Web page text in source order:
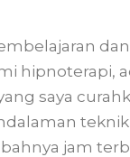
hipnoterapi,
saya
jam